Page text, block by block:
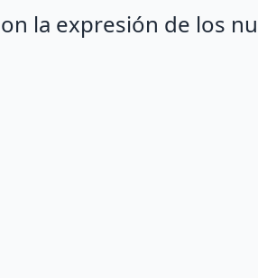
la expresión de los